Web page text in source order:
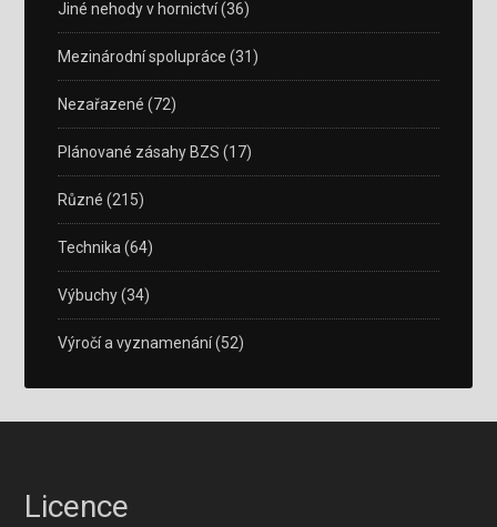
Jiné nehody v hornictví(36)
Mezinárodní spolupráce (31)
Nezařazené (72)
Plánované zásahy BZS (17)
Různé (215)
Technika (64)
Výbuchy(34)
Výročí a vyznamenání(52)
Licence